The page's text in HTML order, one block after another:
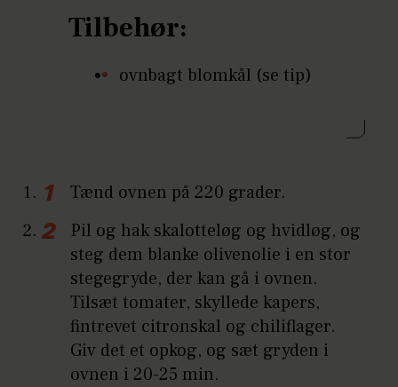
Tilbehør:
ovnbagt blomkål (se tip)
Tænd ovnen på 220 grader.
Pil og hak skalotteløg og hvidløg, og
steg dem blanke olivenolie i en stor
stegegryde, der kan gå i ovnen.
Tilsæt tomater, skyllede kapers,
fintrevet citronskal og chiliflager.
Giv det et opkog, og sæt gryden i
ovnen i 20-25 min.